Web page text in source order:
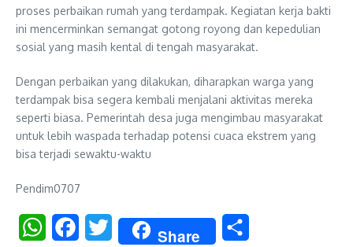
proses perbaikan rumah yang terdampak. Kegiatan kerja bakti
ini mencerminkan semangat gotong royong dan kepedulian
sosial yang masih kental di tengah masyarakat.
Dengan perbaikan yang dilakukan, diharapkan warga yang
terdampak bisa segera kembali menjalani aktivitas mereka
seperti biasa. Pemerintah desa juga mengimbau masyarakat
untuk lebih waspada terhadap potensi cuaca ekstrem yang
bisa terjadi sewaktu-waktu
Pendim0707
WhatsAppFacebookTwitter Share